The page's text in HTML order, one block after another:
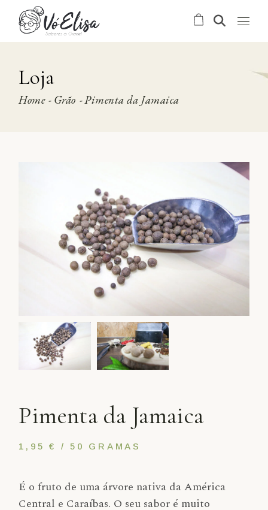
content
Loja
Home Grão Pimenta da Jamaica
Pimenta da Jamaica
1,95 € / 50 GRAMAS
É o fruto de uma árvore nativa da América
Central e Caraíbas. O seu sabor é muito